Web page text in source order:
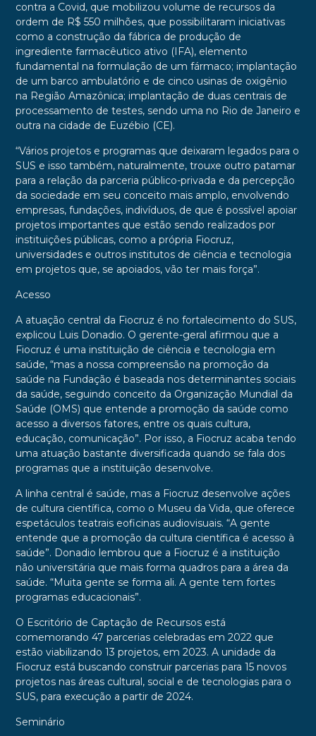
contra a Covid, que mobilizou volume de recursos da
ordem de R$ 550 milhões, que possibilitaram iniciativas
como a construção da fábrica de produção de
ingrediente farmacêutico ativo (IFA), elemento
fundamental na formulação de um fármaco; implantação
de um barco ambulatório e de cinco usinas de oxigênio
na Região Amazônica; implantação de duas centrais de
processamento de testes, sendo uma no Rio de Janeiro e
outra na cidade de Euzébio (CE).
“Vários projetos e programas que deixaram legados para o
SUS e isso também, naturalmente, trouxe outro patamar
para a relação da parceria público-privada e da percepção
da sociedade em seu conceito mais amplo, envolvendo
empresas, fundações, indivíduos, de que é possível apoiar
projetos importantes que estão sendo realizados por
instituições públicas, como a própria Fiocruz,
universidades e outros institutos de ciência e tecnologia
em projetos que, se apoiados, vão ter mais força”.
Acesso
A atuação central da Fiocruz é no fortalecimento do SUS,
explicou Luis Donadio. O gerente-geral afirmou que a
Fiocruz é uma instituição de ciência e tecnologia em
saúde, “mas a nossa compreensão na promoção da
saúde na Fundação é baseada nos determinantes sociais
da saúde, seguindo conceito da Organização Mundial da
Saúde (OMS) que entende a promoção da saúde como
acesso a diversos fatores, entre os quais cultura,
educação, comunicação”. Por isso, a Fiocruz acaba tendo
uma atuação bastante diversificada quando se fala dos
programas que a instituição desenvolve.
A linha central é saúde, mas a Fiocruz desenvolve ações
de cultura científica, como o Museu da Vida, que oferece
espetáculos teatrais eoficinas audiovisuais. “A gente
entende que a promoção da cultura científica é acesso à
saúde”. Donadio lembrou que a Fiocruz é a instituição
não universitária que mais forma quadros para a área da
saúde. “Muita gente se forma ali. A gente tem fortes
programas educacionais”.
O Escritório de Captação de Recursos está
comemorando 47 parcerias celebradas em 2022 que
estão viabilizando 13 projetos, em 2023. A unidade da
Fiocruz está buscando construir parcerias para 15 novos
projetos nas áreas cultural, social e de tecnologias para o
SUS, para execução a partir de 2024.
Seminário